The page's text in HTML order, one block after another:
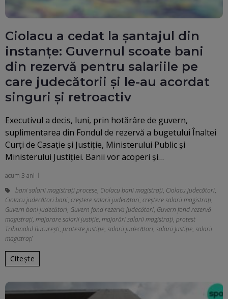
Ciolacu a cedat la șantajul din
instanțe: Guvernul scoate bani
din rezervă pentru salariile pe
care judecătorii și le-au acordat
singuri și retroactiv
Executivul a decis, luni, prin hotărâre de guvern,
suplimentarea din Fondul de rezervă a bugetului Înaltei
Curţi de Casaţie şi Justiţie, Ministerului Public şi
Ministerului Justiţiei. Banii vor acoperi și…
acum 3 ani
bani salarii magistrați procese, Ciolacu bani magistrați, Ciolacu judecători,
Ciolacu judecători bani, creştere salarii judecători, creștere salarii magistrați,
Guvern bani judecători, Guvern fond rezervă judecători, Guvern fond rezervă
magistrați, majorare salarii justiţie, majorări salarii magistrați, protest
Tribunalul București, proteste justiţie, salarii judecători, salarii Justiţie, salarii
magistrați
Citește